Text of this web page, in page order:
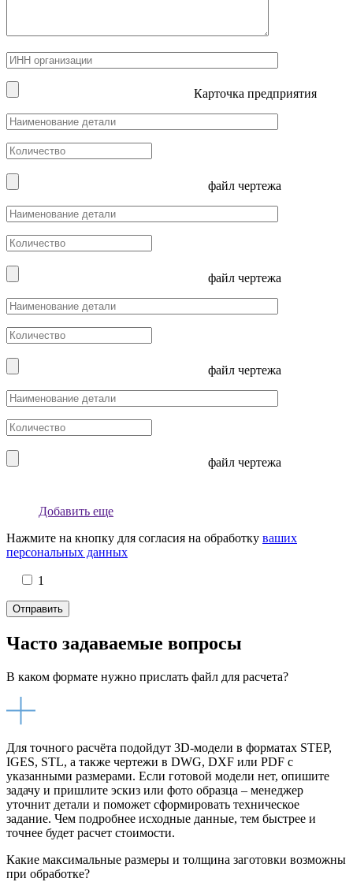
Карточка предприятия
файл чертежа
файл чертежа
файл чертежа
файл чертежа
Добавить еще
Нажмите на кнопку для согласия на обработку ваших
персональных данных
1
Часто задаваемые вопросы
В каком формате нужно прислать файл для расчета?
Для точного расчёта подойдут 3D-модели в форматах STEP,
IGES, STL, а также чертежи в DWG, DXF или PDF с
указанными размерами. Если готовой модели нет, опишите
задачу и пришлите эскиз или фото образца – менеджер
уточнит детали и поможет сформировать техническое
задание. Чем подробнее исходные данные, тем быстрее и
точнее будет расчет стоимости.
Какие максимальные размеры и толщина заготовки возможны
при обработке?